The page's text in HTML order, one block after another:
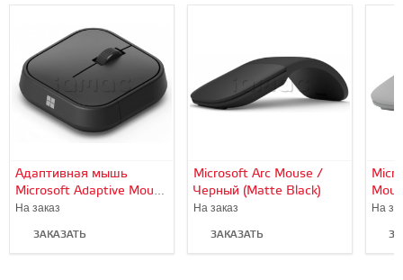
Адаптивная мышь
Microsoft Adaptive Mouse
/ Черный (Black)
На заказ
ЗАКАЗАТЬ
Microsoft Arc Mouse /
Черный (Matte Black)
На заказ
ЗАКАЗАТЬ
Gray)
На